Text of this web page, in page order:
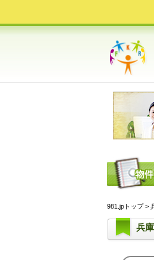
981.jpトップ>
兵